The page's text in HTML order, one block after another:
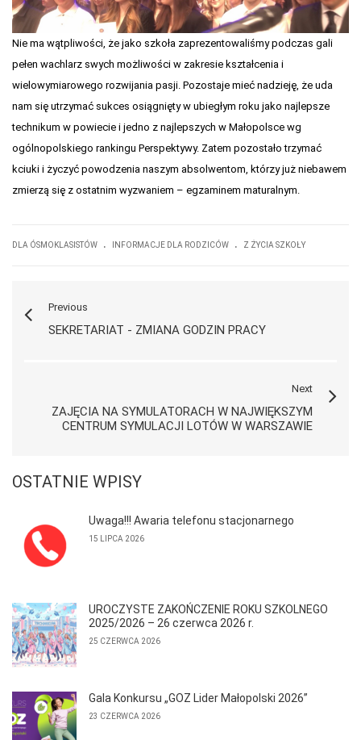
Nie ma wątpliwości, że jako szkoła zaprezentowaliśmy podczas gali
pełen wachlarz swych możliwości w zakresie kształcenia i
wielowymiarowego rozwijania pasji. Pozostaje mieć nadzieję, że uda
nam się utrzymać sukces osiągnięty w ubiegłym roku jako najlepsze
technikum w powiecie i jedno z najlepszych w Małopolsce wg
ogólnopolskiego rankingu Perspektywy. Zatem pozostało trzymać
kciuki i życzyć powodzenia naszym absolwentom, którzy już niebawem
zmierzą się z ostatnim wyzwaniem – egzaminem maturalnym.
DLA ÓSMOKLASISTÓW . INFORMACJE DLA RODZICÓW . Z ŻYCIA SZKOŁY
Previous
SEKRETARIAT - ZMIANA GODZIN PRACY
Next
ZAJĘCIA NA SYMULATORACH W NAJWIĘKSZYM
CENTRUM SYMULACJI LOTÓW W WARSZAWIE
OSTATNIE WPISY
Uwaga!!! Awaria telefonu stacjonarnego
15 LIPCA 2026
UROCZYSTE ZAKOŃCZENIE ROKU SZKOLNEGO
2025/2026 – 26 czerwca 2026 r.
25 CZERWCA 2026
Gala Konkursu „GOZ Lider Małopolski 2026”
23 CZERWCA 2026